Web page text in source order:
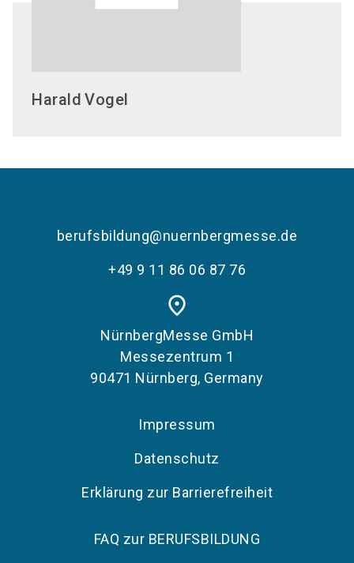
Harald Vogel
berufsbildung@nuernbergmesse.de
+49 9 11 86 06 87 76
place
NürnbergMesse GmbH
Messezentrum 1
90471 Nürnberg, Germany
Impressum
Datenschutz
Erklärung zur Barrierefreiheit
FAQ zur BERUFSBILDUNG